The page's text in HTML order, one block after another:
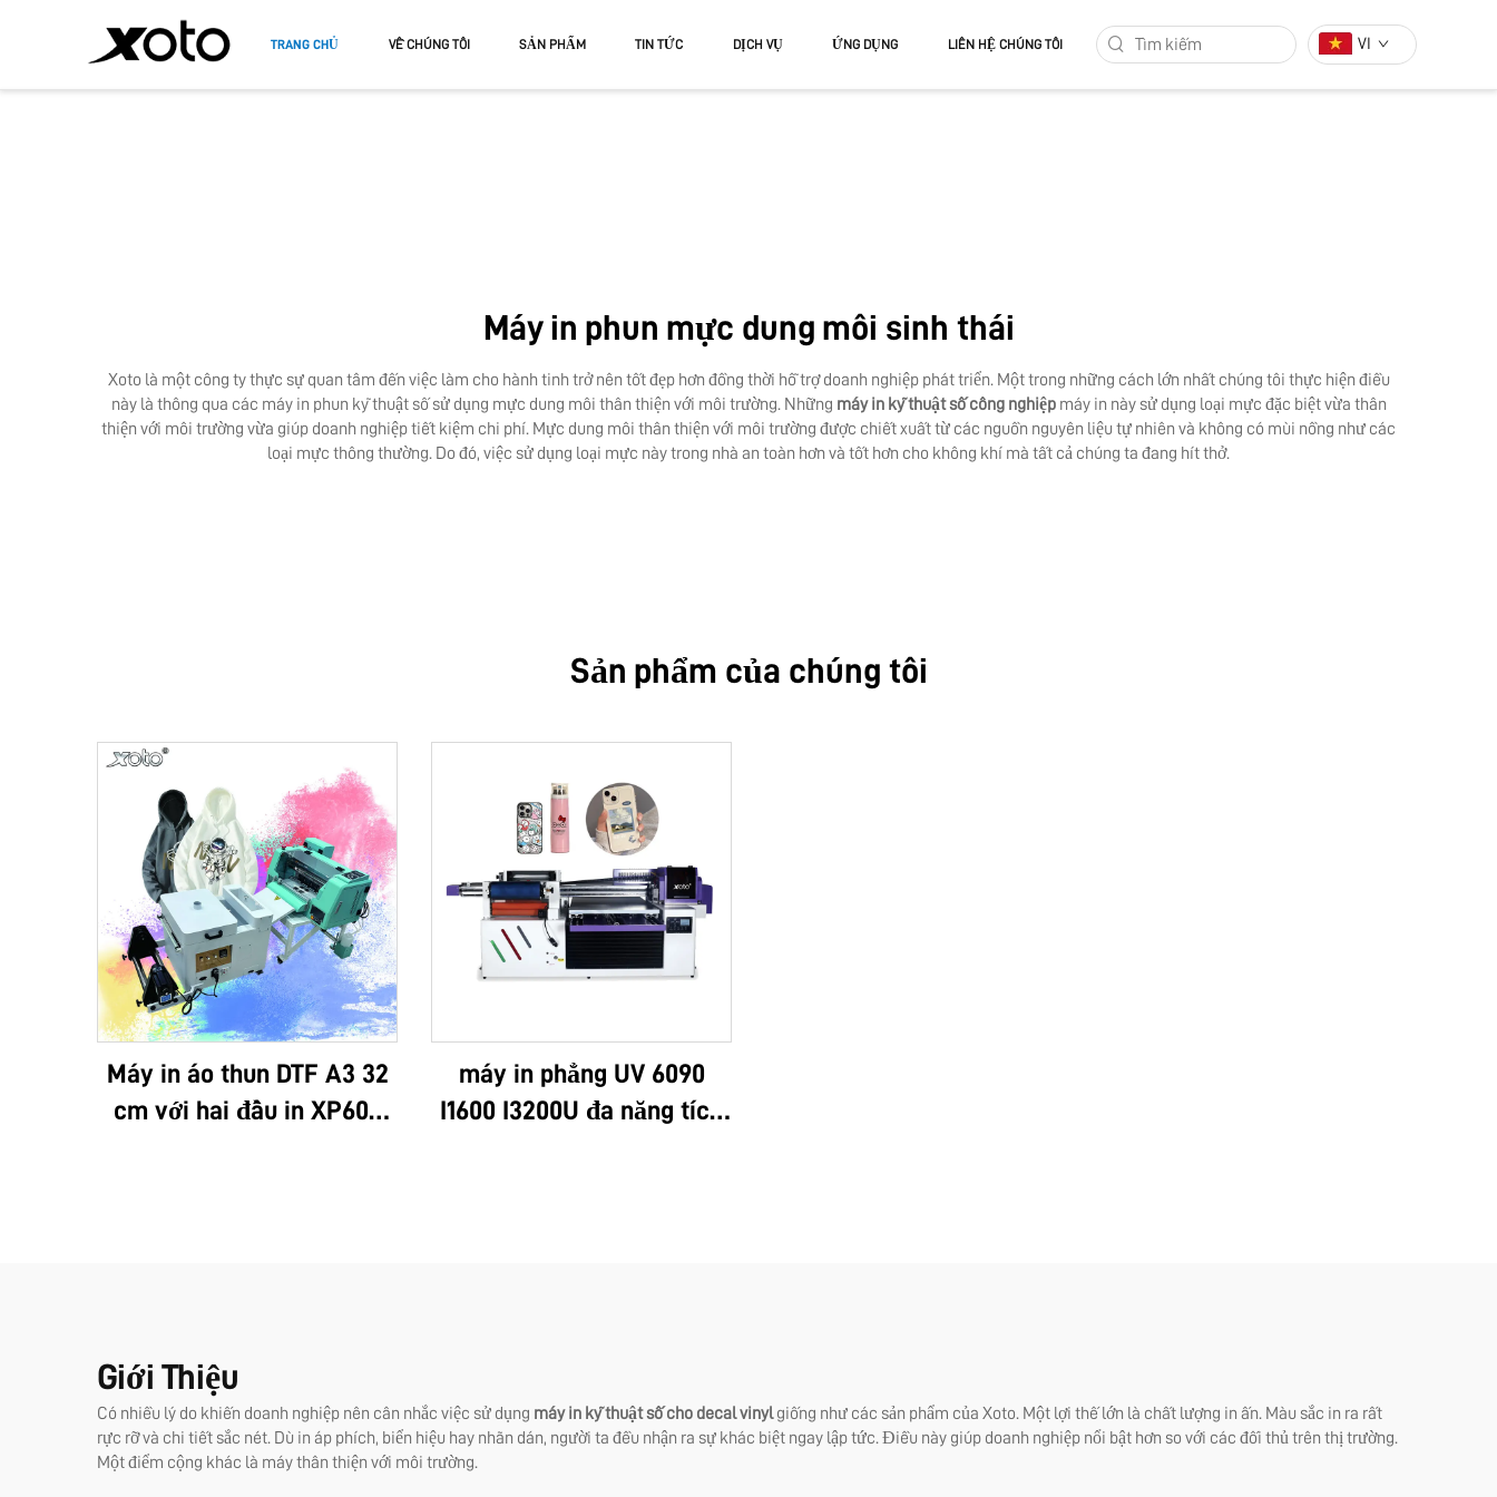
TRANG CHỦ VỀ CHÚNG TÔI SẢN PHẨM TIN TỨC DỊCH VỤ ỨNG DỤNG LIÊN HỆ CHÚNG TÔI VI
Máy in phun mực dung môi sinh thái
Xoto là một công ty thực sự quan tâm đến việc làm cho hành tinh trở nên tốt đẹp hơn đồng thời hỗ trợ doanh nghiệp phát triển. Một trong những cách lớn nhất chúng tôi thực hiện điều
này là thông qua các máy in phun kỹ thuật số sử dụng mực dung môi thân thiện với môi trường. Những máy in kỹ thuật số công nghiệp máy in này sử dụng loại mực đặc biệt vừa thân
thiện với môi trường vừa giúp doanh nghiệp tiết kiệm chi phí. Mực dung môi thân thiện với môi trường được chiết xuất từ các nguồn nguyên liệu tự nhiên và không có mùi nồng như các
loại mực thông thường. Do đó, việc sử dụng loại mực này trong nhà an toàn hơn và tốt hơn cho không khí mà tất cả chúng ta đang hít thở.
Sản phẩm của chúng tôi
Máy in áo thun DTF A3 32
cm với hai đầu in XP600
máy in phẳng UV 6090
I1600 I3200U đa năng tích
Giới Thiệu
Có nhiều lý do khiến doanh nghiệp nên cân nhắc việc sử dụng máy in kỹ thuật số cho decal vinylgiống như các sản phẩm của Xoto. Một lợi thế lớn là chất lượng in ấn. Màu sắc in ra rất
rực rỡ và chi tiết sắc nét. Dù in áp phích, biển hiệu hay nhãn dán, người ta đều nhận ra sự khác biệt ngay lập tức. Điều này giúp doanh nghiệp nổi bật hơn so với các đối thủ trên thị trường.
Một điểm cộng khác là máy thân thiện với môi trường.